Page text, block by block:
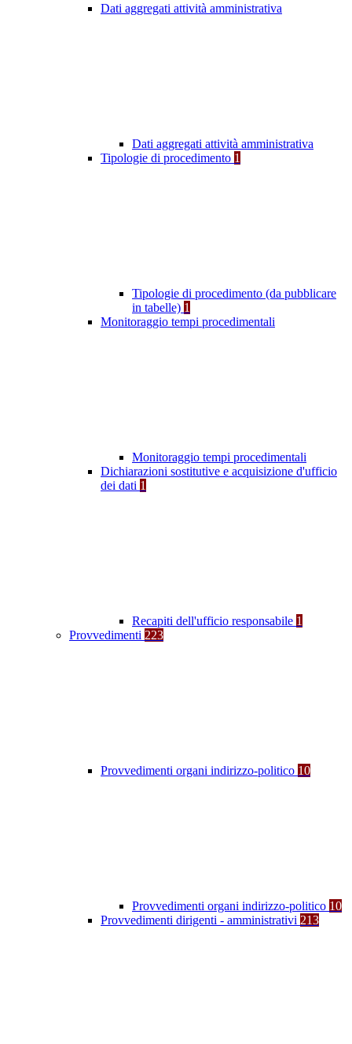
Dati aggregati attività amministrativa
Dati aggregati attività amministrativa
Tipologie di procedimento 1
Tipologie di procedimento (da pubblicare
in tabelle) 1
Monitoraggio tempi procedimentali
Monitoraggio tempi procedimentali
Dichiarazioni sostitutive e acquisizione d'ufficio
dei dati 1
Recapiti dell'ufficio responsabile 1
Provvedimenti 223
Provvedimenti organi indirizzo-politico 10
Provvedimenti organi indirizzo-politico 10
Provvedimenti dirigenti - amministrativi 213